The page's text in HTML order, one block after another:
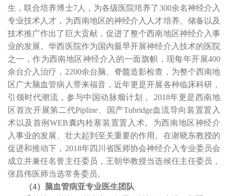
生，联合培养博士7人，为各级医院培养了300余名神经介入
专业技术人才，为西南地区的神经介入人才培养、储备以及
技术推广作出了巨大贡献，促进了整个西南地区神经介入事
业的发展。华西医院作为国内最早开展神经介入技术的医院
之一，作为西南地区神经介入的一面旗帜，现每年开展400
余台介入治疗， 2200余台脑、脊髓造影检查，为整个西南地
区广大脑血管病人带来福音，近年更是开展各种临床科研，
引领时代潮流，参与中国动脉瘤计划，
2018年更是西南地
区首次开展第二代Pipline 、国产Tubridge血流导向装置置入
术以及首例 WEB囊内栓塞装置置入术。为西南地区神经介
入事业的发展、壮大起到至关重要的作用。在谢晓东教授的
促进和推动下， 2018年四川省医师协会神经介入专业委员会
成立并兼任名誉主任委员，王朝华教授当选候任主任委员，
张昌伟医师当选常务委员。
（4）脑血管病亚专业医生团队